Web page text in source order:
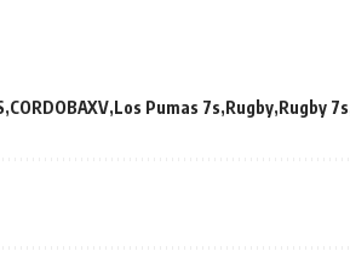
CORDOBAXV Los Pumas 7s Rugby Rugby 7s